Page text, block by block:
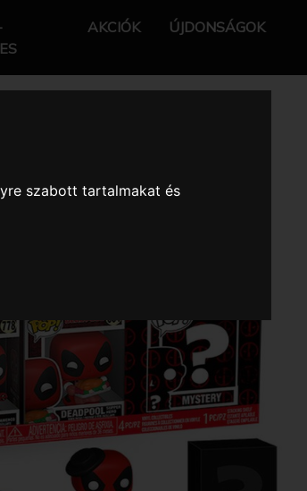
szabott tartalmakat és
AKCIÓK ÚJDONSÁGOK